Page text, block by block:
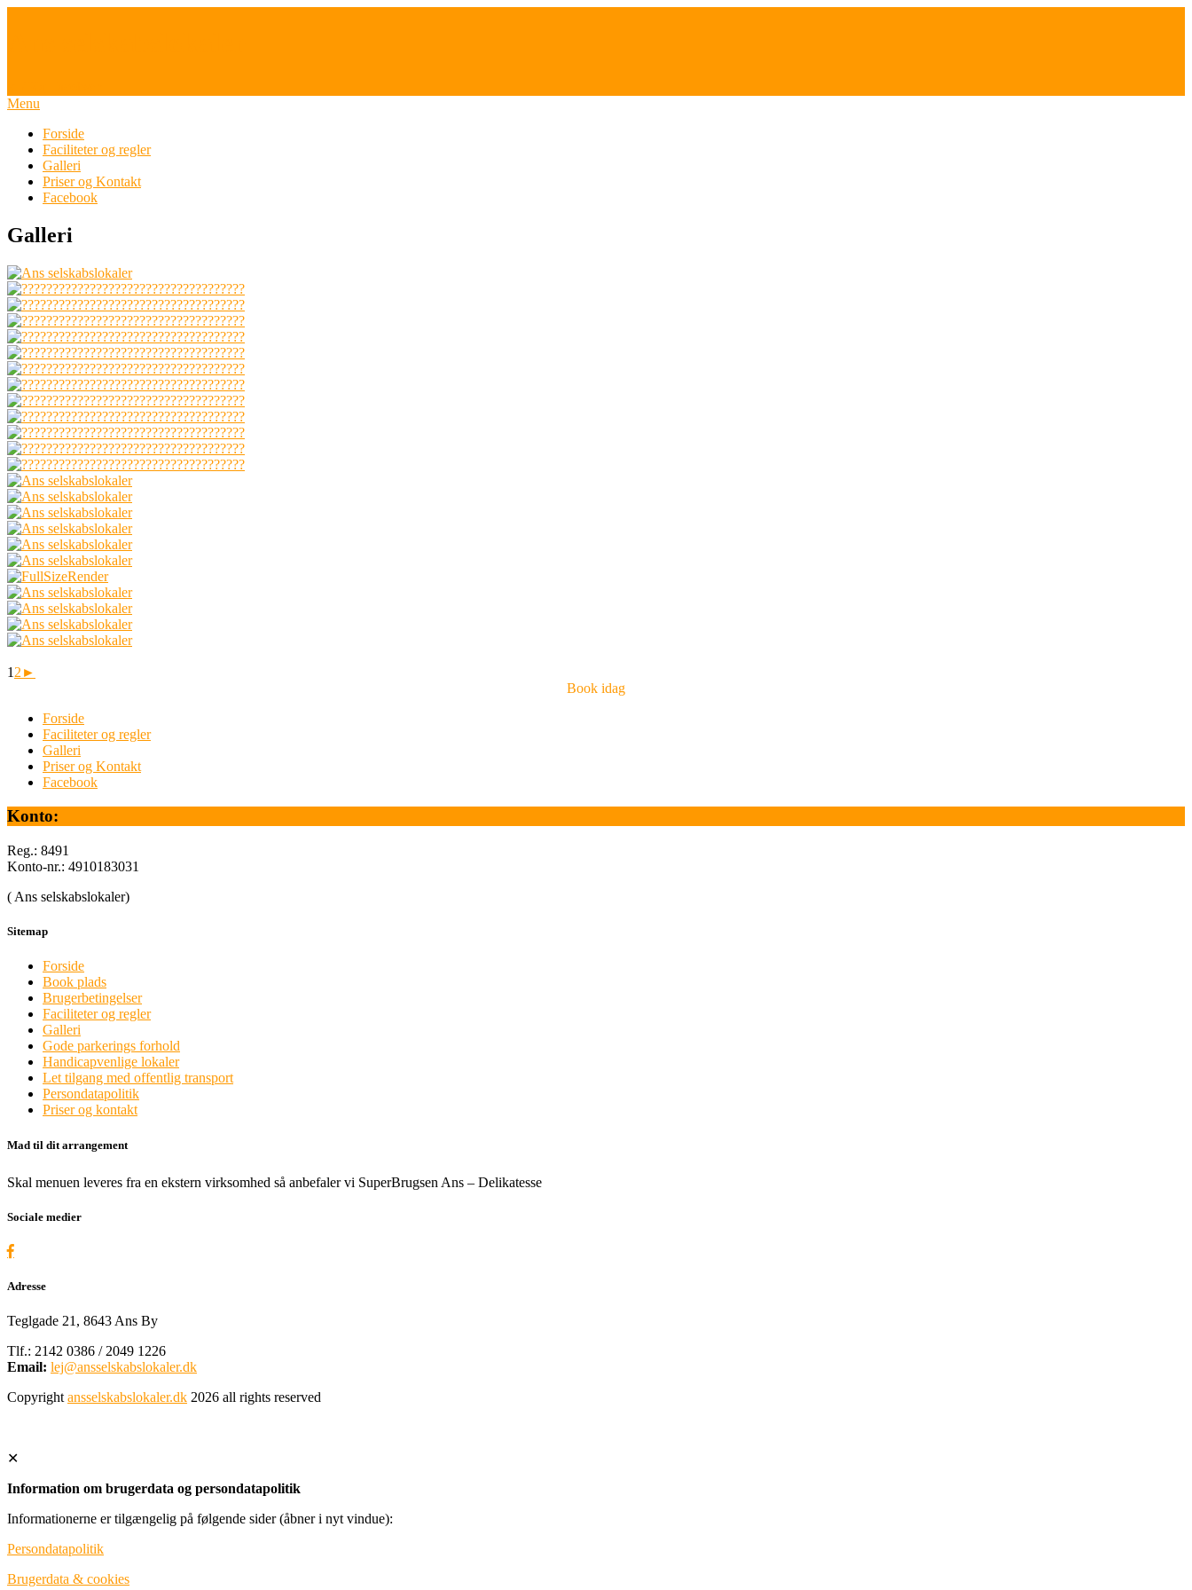
Menu
Forside
Faciliteter og regler
Galleri
Priser og Kontakt
Facebook
Galleri
1 2 ►
Book idag
Forside
Faciliteter og regler
Galleri
Priser og Kontakt
Facebook
Konto:
Reg.: 8491
Konto-nr.: 4910183031
( Ans selskabslokaler)
Sitemap
Forside
Book plads
Brugerbetingelser
Faciliteter og regler
Galleri
Gode parkerings forhold
Handicapvenlige lokaler
Let tilgang med offentlig transport
Persondatapolitik
Priser og kontakt
Mad til dit arrangement
Skal menuen leveres fra en ekstern virksomhed så anbefaler vi SuperBrugsen Ans – Delikatesse
Sociale medier
Adresse
Teglgade 21, 8643 Ans By
Tlf.: 2142 0386 / 2049 1226
Email: lej@ansselskabslokaler.dk
Copyright ansselskabslokaler.dk 2026 all rights reserved
✕
Information om brugerdata og persondatapolitik
Informationerne er tilgængelig på følgende sider (åbner i nyt vindue):
Persondatapolitik
Brugerdata & cookies